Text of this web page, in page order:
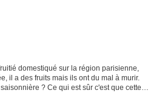
domestiqué sur la région parisienne,
il a des fruits mais ils ont du mal à murir.
? Ce qui est sûr c'est que cette